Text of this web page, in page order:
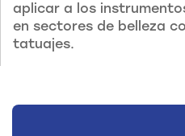
aplicar a los
en sectores de belleza
tatuajes.